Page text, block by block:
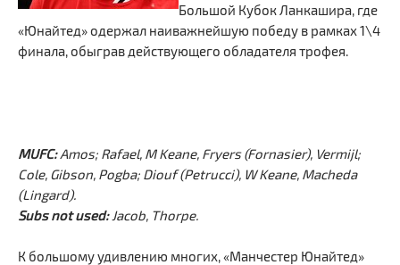
Большой Кубок Ланкашира, где
«Юнайтед» одержал наиважнейшую победу в рамках 1\4
финала, обыграв действующего обладателя трофея.
MUFC:Amos; Rafael, M Keane, Fryers (Fornasier), Vermijl;
Cole, Gibson, Pogba; Diouf (Petrucci), W Keane, Macheda
(Lingard).
Subs not used:Jacob, Thorpe.
К большому удивлению многих, «Манчестер Юнайтед»